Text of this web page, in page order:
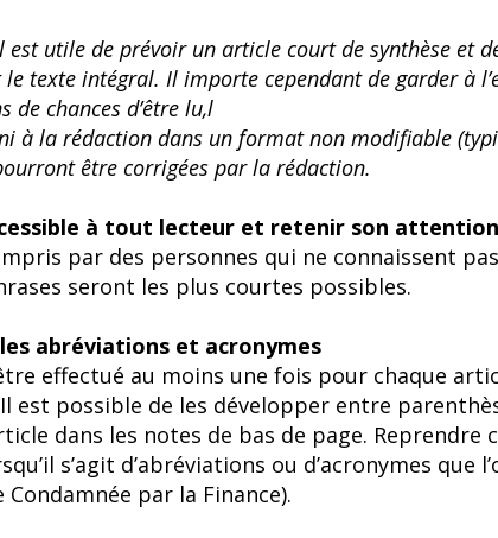
utile de prévoir un article court de synthèse et
texte intégral. Il importe cependant de garder à
de chances d’être lu,l
à la rédaction dans un format non modifiable
être corrigées par la rédaction.
à tout lecteur et retenir son attention
par des personnes qui ne connaissent
seront les plus courtes possibles.
abréviations et acronymes
effectué au moins une fois pour chaque
est possible de les développer entre
dans les notes de bas de page. Reprendre
s’agit d’abréviations ou d’acronymes que
Condamnée par la Finance).